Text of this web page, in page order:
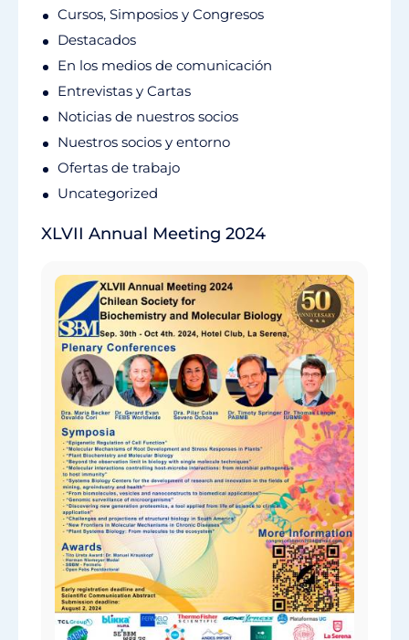
Cursos, Simposios y Congresos
Destacados
En los medios de comunicación
Entrevistas y Cartas
Noticias de nuestros socios
Nuestros socios y entorno
Ofertas de trabajo
Uncategorized
XLVII Annual Meeting 2024